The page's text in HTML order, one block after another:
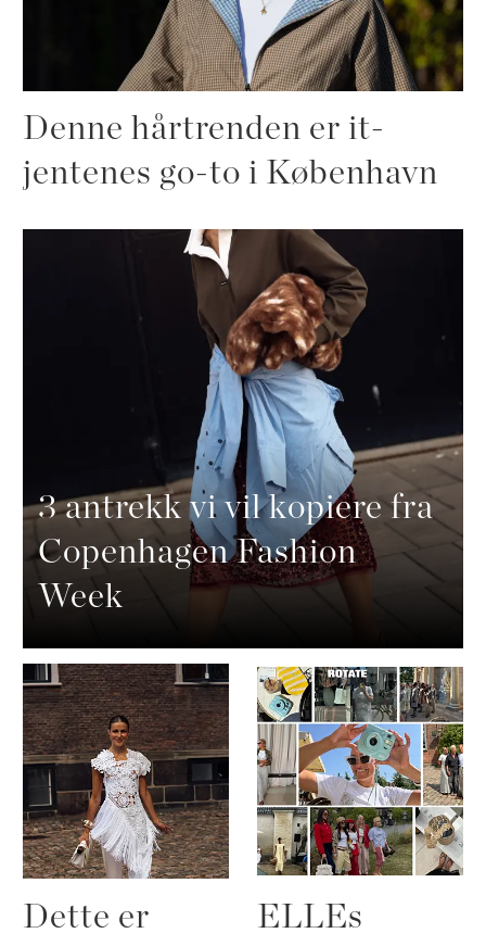
Denne hårtrenden er it-
jentenes go-to i København
3 antrekk vi vil kopiere fra
Copenhagen Fashion
Week
Dette er
ELLEs